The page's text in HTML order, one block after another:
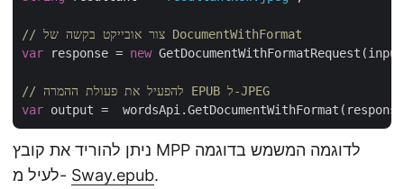
// צור אובייקט בקשה של DocumentWithFormat
var response = new
// להפעיל את פעולת ההמרה EPUB ל-JPEG
var
ניתן להוריד את קובץ MPP לדוגמה המשמש בדוגמה
לעיל מ- Sway.epub.